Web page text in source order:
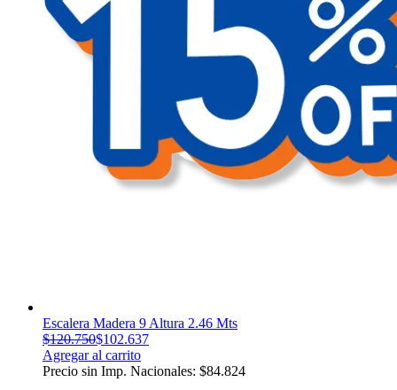
Escalera Madera 9 Altura 2.46 Mts
$120.750$102.637
Agregar al carrito
Precio sin Imp. Nacionales: $84.824